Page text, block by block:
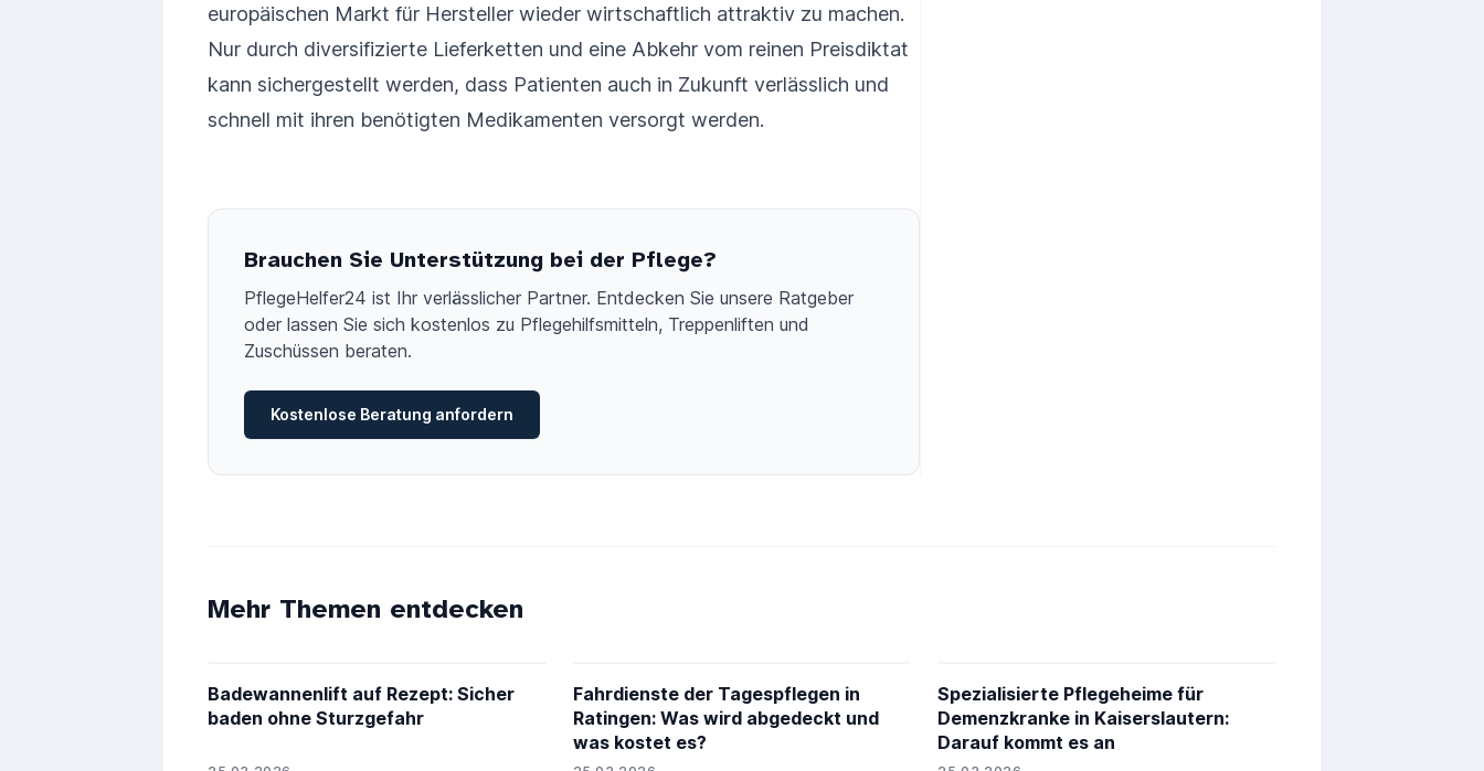
europäischen Markt für Hersteller wieder wirtschaftlich attraktiv zu machen.
Nur durch diversifizierte Lieferketten und eine Abkehr vom reinen Preisdiktat
kann sichergestellt werden, dass Patienten auch in Zukunft verlässlich und
schnell mit ihren benötigten Medikamenten versorgt werden.
Brauchen Sie Unterstützung bei der Pflege?
PflegeHelfer24 ist Ihr verlässlicher Partner. Entdecken Sie unsere Ratgeber
oder lassen Sie sich kostenlos zu Pflegehilfsmitteln, Treppenliften und
Zuschüssen beraten.
Kostenlose Beratung anfordern
Mehr Themen entdecken
Badewannenlift auf Rezept: Sicher
baden ohne Sturzgefahr
Fahrdienste der Tagespflegen in
Ratingen: Was wird abgedeckt und
was kostet es?
Spezialisierte Pflegeheime für
Demenzkranke in Kaiserslautern:
Darauf kommt es an